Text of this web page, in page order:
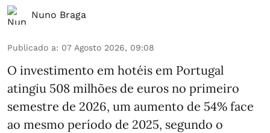
Nuno Braga
Publicado a: 07 Agosto 2026, 09:08
O investimento em hotéis em Portugal
atingiu 508 milhões de euros no primeiro
semestre de 2026, um aumento de 54% face
ao mesmo período de 2025, segundo o